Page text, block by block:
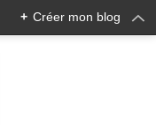
+ Créer mon blog